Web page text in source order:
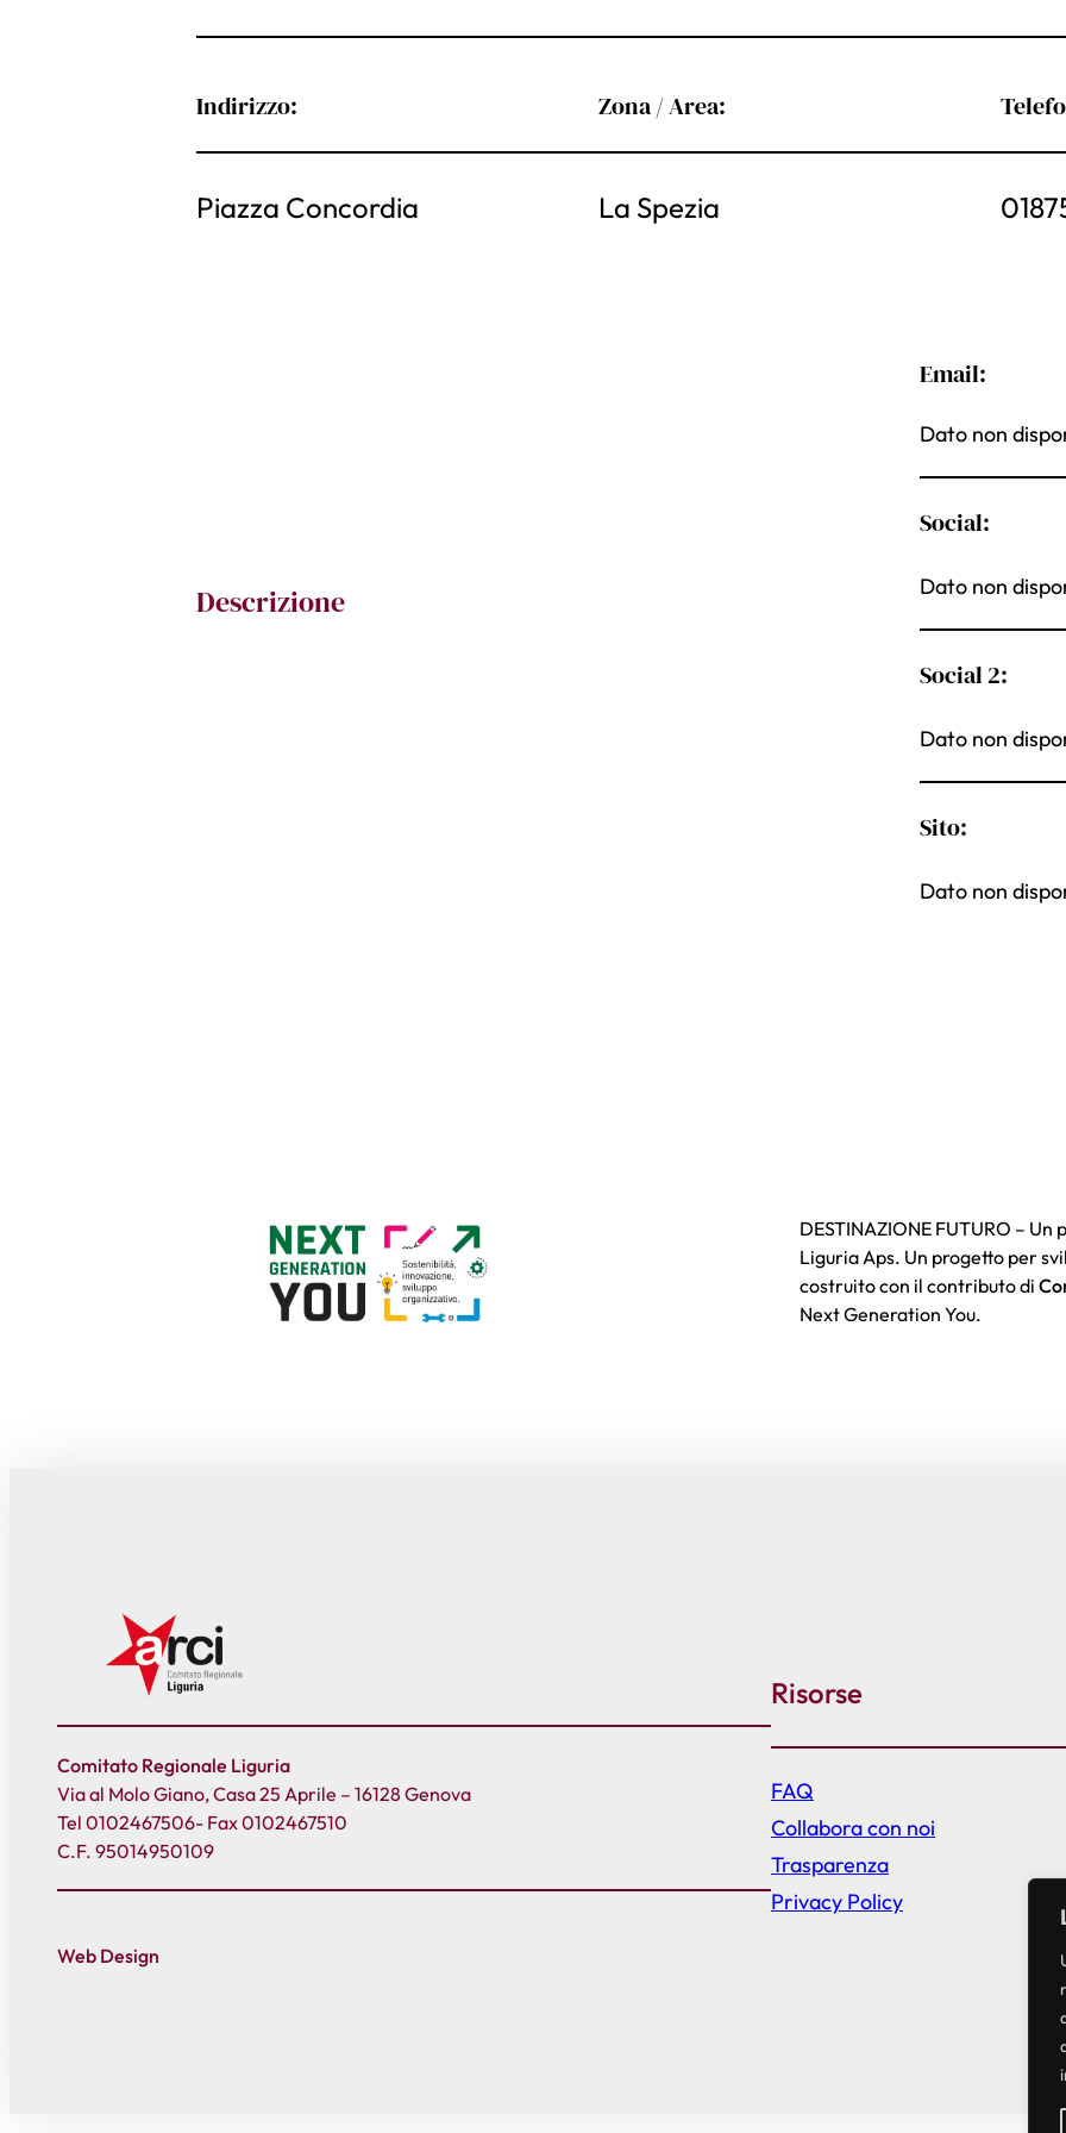
Indirizzo:
Piazza Concordia
Zona / Area:
La Spezia
Descrizione
Email:
Dato non
Social:
Dato non
Social 2:
Dato non
Sito:
Dato non
DESTINAZIONE FUTURO –
Liguria Aps. Un progetto per
costruito con il contributo di
Next Generation You.
Comitato Regionale Liguria
Via al Molo Giano, Casa 25 Aprile – 16128 Genova
Tel 0102467506- Fax 0102467510
C.F. 95014950109
Web Design
Risorse
FAQ
Collabora con noi
Trasparenza
Privacy Policy